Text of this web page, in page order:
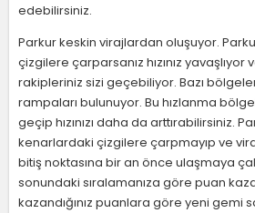
edebilirsiniz.
Parkur keskin virajlardan oluşuyor.
çizgilere çarparsanız hızınız
rakipleriniz sizi geçebiliyor. Bazı
rampaları bulunuyor. Bu hızlanma
geçip hızınızı daha da arttırabilirsiniz.
kenarlardaki çizgilere çarpmayıp ve
bitiş noktasına bir an önce ulaşmaya
sonundaki sıralamanıza göre puan
kazandığınız puanlara göre yeni gemi